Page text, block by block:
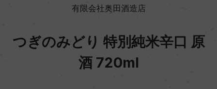
有限会社奥田酒造店
つぎのみどり 特別純米辛口 原
酒 720ml